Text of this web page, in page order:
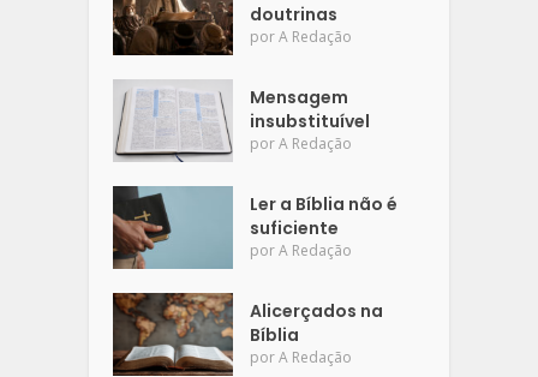
doutrinas
porA Redação
Mensagem
insubstituível
porA Redação
Ler a Bíblia não é
suficiente
porA Redação
Alicerçados na
Bíblia
porA Redação